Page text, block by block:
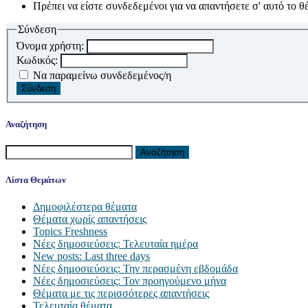
Πρέπει να είστε συνδεδεμένοι για να απαντήσετε σ' αυτό το
Σύνδεση
Όνομα χρήστη:
Κωδικός:
Να παραμείνω συνδεδεμένος/η
Σύνδεση
Αναζήτηση
Αναζήτηση
για:
Λίστα Θεμάτων
Δημοφιλέστερα θέματα
Θέματα χωρίς απαντήσεις
Topics Freshness
Νέες δημοσιεύσεις: Τελευταία ημέρα
New posts: Last three days
Νέες δημοσιεύσεις: Την περασμένη εβδομάδα
Νέες δημοσιεύσεις: Τον προηγούμενο μήνα
Θέματα με τις περισσότερες απαντήσεις
Τελευταία θέματα